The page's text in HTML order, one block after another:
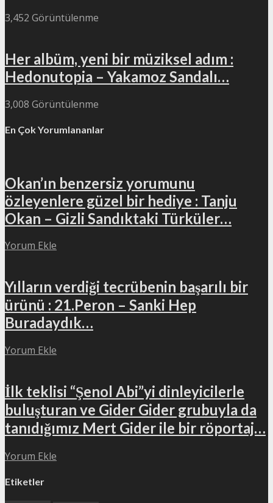
3,452 Görüntülenme
Her albüm, yeni bir müziksel adım :
Hedonutopia – Yakamoz Sandalı…
3,008 Görüntülenme
En Çok Yorumlananlar
Okan’ın benzersiz yorumunu
özleyenlere güzel bir hediye : Tanju
Okan – Gizli Sandıktaki Türküler…
Yorum Ekle
Yılların verdiği tecrübenin başarılı bir
ürünü : 21.Peron – Sanki Hep
Buradaydık…
Yorum Ekle
İlk teklisi “Şenol Abi”yi dinleyicilerle
buluşturan ve Gider Gider grubuyla da
tanıdığımız Mert Gider ile bir röportaj…
Yorum Ekle
Etiketler